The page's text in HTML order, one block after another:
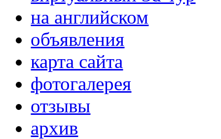
на английском
объявления
карта сайта
фотогалерея
отзывы
архив